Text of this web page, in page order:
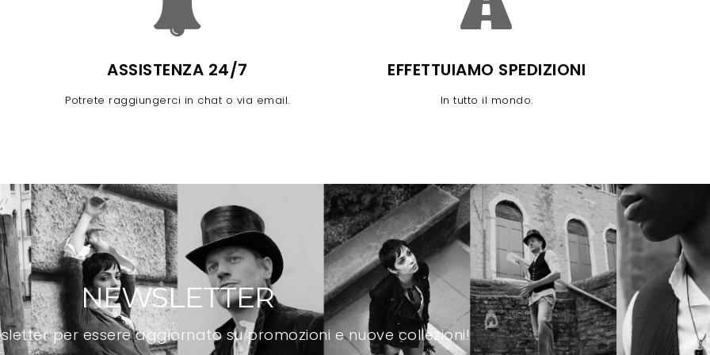
ASSISTENZA 24/7
Potrete raggiungerci in chat o via email.
EFFETTUIAMO SPEDIZIONI
In tutto il mondo.
NEWSLETTER
per essere aggiornato su promozioni e nuove collezioni!